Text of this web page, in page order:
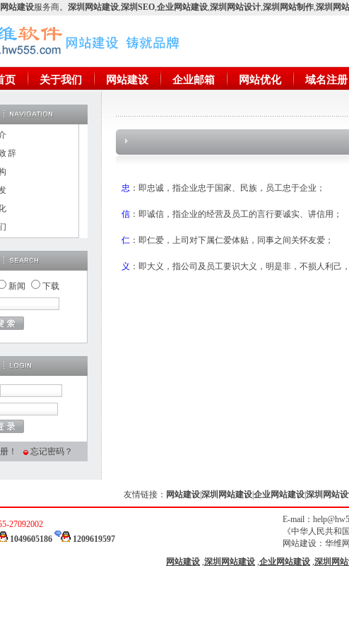
网站建设服务商。 深圳网站建设,深圳SEO,企业网站建设,深圳网站设计,深圳网站制作,深圳网
页 关于我们 网站建设 企业邮箱 网站优化 域名注册
辞
新闻 下载
！ 忘记密码？
忠 ：即忠诚，指企业忠于国家、民族，员工忠于企业；
信：即诚信，指企业的经营及员工的言行要诚实、讲信用；
仁：即仁爱，上司对下属仁爱体贴，同事之间关怀友爱；
义 ：即大义，指公司及员工要识大义，明是非，不损人利己
友情链接： 网站建设深圳网站建设企业网站建设深圳网站
27092002
1049605186 1209619597
E-mail：
《中华人民共和
网站建设 ： 华维
网站建设 ,深圳网站建设 ,企业网站建设 ,深圳网